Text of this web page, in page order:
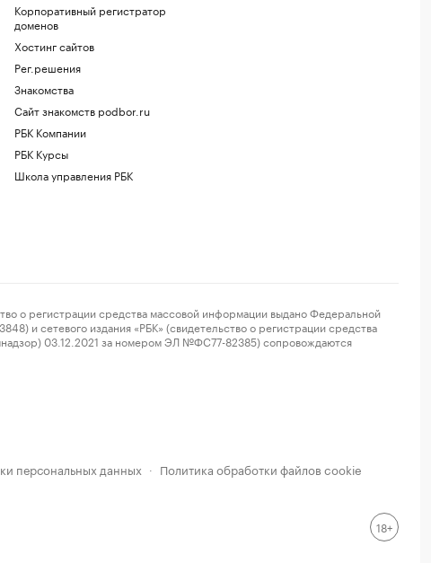
Корпоративный регистратор
доменов
Хостинг сайтов
Рег.решения
Знакомства
Сайт знакомств podbor.ru
РБК Компании
РБК Курсы
Школа управления РБК
регистрации средства массовой информации выдано Федеральной
и сетевого издания «РБК» (свидетельство о регистрации средства
03.12.2021 за номером ЭЛ №ФС77-82385) сопровождаются
персональных данных · Политика обработки файлов cookie
18+